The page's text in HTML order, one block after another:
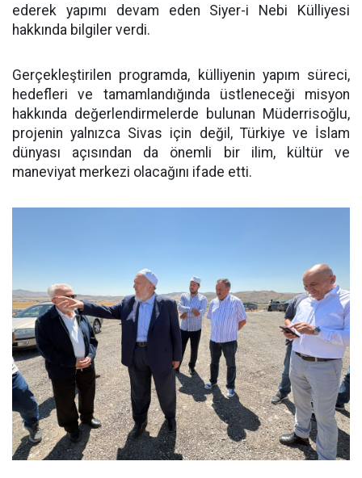
ederek yapımı devam eden Siyer-i Nebi Külliyesi
hakkında bilgiler verdi.
Gerçekleştirilen programda, külliyenin yapım süreci,
hedefleri ve tamamlandığında üstleneceği misyon
hakkında değerlendirmelerde bulunan Müderrisoğlu,
projenin yalnızca Sivas için değil, Türkiye ve İslam
dünyası açısından da önemli bir ilim, kültür ve
maneviyat merkezi olacağını ifade etti.